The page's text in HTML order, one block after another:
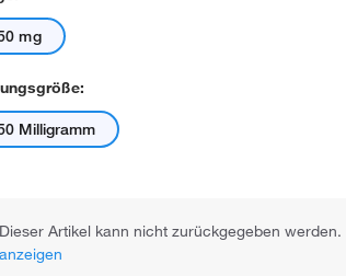
mg
Milligramm
Dieser Artikel kann nicht zurückgegeben werden.
anzeigen